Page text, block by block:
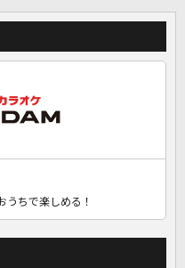
うちで楽しめる！